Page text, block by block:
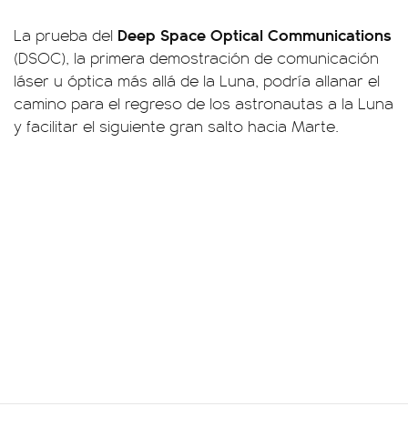
La prueba del Deep Space Optical Communications
(DSOC), la primera demostración de comunicación
láser u óptica más allá de la Luna, podría allanar el
camino para el regreso de los astronautas a la Luna
y facilitar el siguiente gran salto hacia Marte.